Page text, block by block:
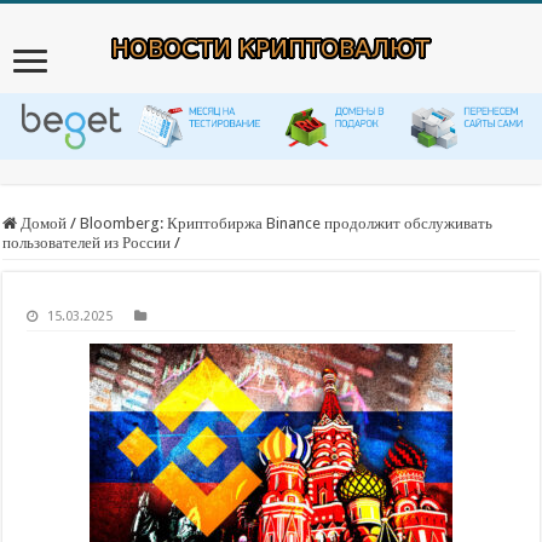
Домой / Bloomberg: Криптобиржа Binance продолжит обслуживать
пользователей из России /
15.03.2025